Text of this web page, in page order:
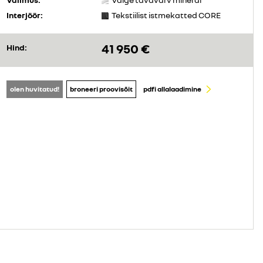
Interjöör:
Tekstiilist istmekatted CORE
Hind: 41 950 €
olen huvitatud! broneeri proovisõit pdfi allalaadimine